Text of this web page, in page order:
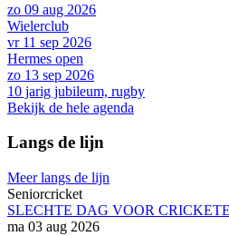
zo 09 aug 2026
Wielerclub
vr 11 sep 2026
Hermes open
zo 13 sep 2026
10 jarig jubileum, rugby
Bekijk de hele agenda
Langs de lijn
Meer langs de lijn
Seniorcricket
SLECHTE DAG VOOR
ma 03 aug 2026